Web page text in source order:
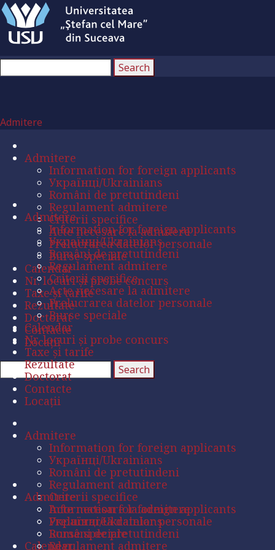
Admitere
Admitere
Information for foreign applicants
Українці/Ukrainians
Români de pretutindeni
Regulament admitere
Criterii specifice
Acte necesare la admitere
Prelucrarea datelor personale
Burse speciale
Calendar
Nr. locuri și probe concurs
Taxe și tarife
Rezultate
Doctorat
Contacte
Locații
Admitere
Information for foreign applicants
Українці/Ukrainians
Români de pretutindeni
Regulament admitere
Criterii specifice
Acte necesare la admitere
Prelucrarea datelor personale
Burse speciale
Calendar
Nr. locuri și probe concurs
Taxe și tarife
Rezultate
Doctorat
Contacte
Locații
Admitere
Information for foreign applicants
Українці/Ukrainians
Români de pretutindeni
Regulament admitere
Criterii specifice
Acte necesare la admitere
Prelucrarea datelor personale
Burse speciale
Calendar
Admitere
Information for foreign applicants
Українці/Ukrainians
Români de pretutindeni
Regulament admitere